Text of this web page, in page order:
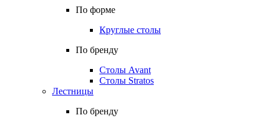
По форме
Круглые столы
По бренду
Столы Avant
Столы Stratos
Лестницы
По бренду